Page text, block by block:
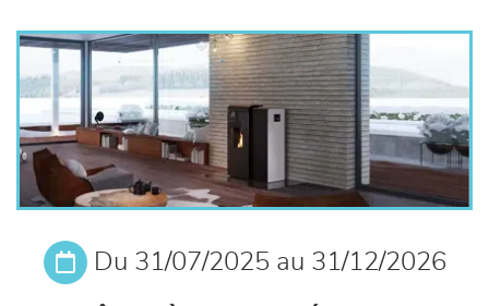
séjours
meubles de complément
chambres et dressing
literie
Du 31/07/2025 au 31/12/2026